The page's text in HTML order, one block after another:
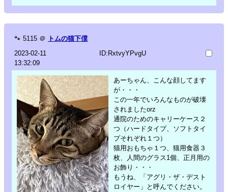
🐾 5115 ＠ トムの猫下僕
2023-02-11
13:32:09
ID:RxtvyYPvgU
あーちゃん、こんな顔してます
が・・・
この一年でいろんなものが破壊
されましたorz
通院のためのキャリーケース２
つ（ハードタイプ、ソフトタイ
プそれぞれ１つ）
猫用おもちゃ１つ、猫用食器３
枚、人間のグラス1個、正月用の
お飾り・・・
もうね、「アグリ・ザ・デスト
ロイヤー」と呼んでください。